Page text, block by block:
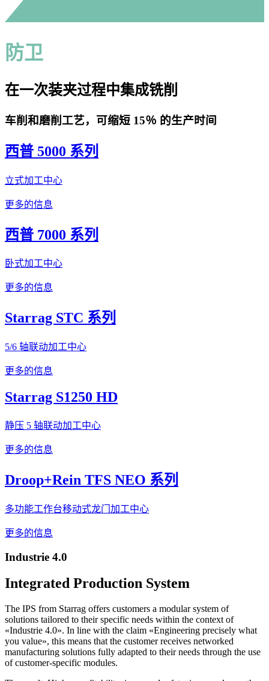
防卫
在一次装夹过程中集成铣削
车削和磨削工艺，可缩短 15％ 的生产时间
西普 5000 系列
立式加工中心
更多的信息
西普 7000 系列
卧式加工中心
更多的信息
Starrag STC 系列
5/6 轴联动加工中心
更多的信息
Starrag S1250 HD
静压 5 轴联动加工中心
更多的信息
Droop+Rein TFS NEO 系列
多功能工作台移动式龙门加工中心
更多的信息
Industrie 4.0
Integrated Production System
The IPS from Starrag offers customers a modular system of
solutions tailored to their specific needs within the context of
«Industrie 4.0». In line with the claim «Engineering precisely what
you value», this means that the customer receives networked
manufacturing solutions fully adapted to their needs through the use
of customer-specific modules.